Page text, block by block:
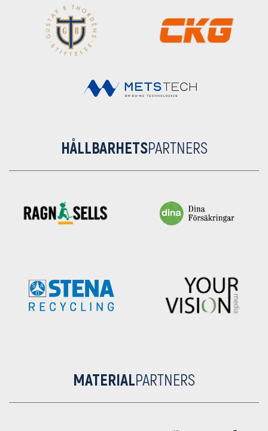
HÅLLBARHETSPARTNERS
MATERIALPARTNERS